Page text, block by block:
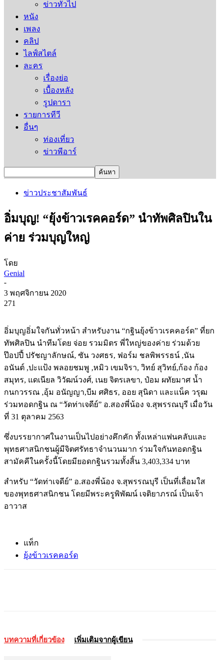
ข่าวทั่วไป
หนัง
เพลง
คลิป
ไลฟ์สไตล์
ละคร
เรื่องย่อ
เบื้องหลัง
รูปดารา
รายการทีวี
อื่นๆ
ท่องเที่ยว
ข่าวพีอาร์
ข่าวประชาสัมพันธ์
อิ่มบุญ! “ยุ้งข้าวเรคคอร์ด” นำทัพศิลปินใน
ค่าย ร่วมบุญใหญ่
โดย
Genial
-
3 พฤศจิกายน 2020
271
อิ่มบุญอิ่มใจกันทั่วหน้า สำหรับงาน “กฐินยุ้งข้าวเรคคอร์ด” ที่ยก
ทัพศิลปิน นำทีมโดย จ่อย รวมมิตร พี่ใหญ่ของค่าย ร่วมด้วย
ป๊อปปี้ ปรัชญาลักษณ์, ซัน วงศธร, ฟอร์ม ชลพิพรรธน์ ,นัน
อนันต์ ,ปะแป้ง พลอยชมพู ,หมิว เขมจิรา, วิทย์ สุวิทย์,ก้อง ก้อง
สมุทร, แดเนียล วิวัฒน์วงศ์, เนย จิตรเลขา, ป๋อม ผทัยมาศ น้ำ
กนกวรรณ ,อุ้ม อนัญญา,บีม ศศิธร, ออย สุนิดา และแน็ค วรุฒ
ร่วมทอดกฐิน ณ “วัดท่าเจดีย์” อ.สองพี่น้อง จ.สุพรรณบุรี เมื่อวัน
ที่ 31 ตุลาคม 2563
ซึ่งบรรยากาศในงานเป็นไปอย่างคึกคัก ทั้งเหล่าแฟนคลับและ
พุทธศาสนิกชนผู้มีจิตศรัทธาจำนวนมาก ร่วมใจกันทอดกฐิน
สามัคคีในครั้งนี้โดยมียอดกฐินรวมทั้งสิ้น 3,403,334 บาท
สำหรับ “วัดท่าเจดีย์” อ.สองพี่น้อง จ.สุพรรณบุรี เป็นที่เลื่อมใส
ของพุทธศาสนิกชน โดยมีพระครูพิพัฒน์ เจติยาภรณ์ เป็นเจ้า
อาวาส
แท็ก
ยุ้งข้าวเรคคอร์ด
บทความที่เกี่ยวข้อง เพิ่มเติมจากผู้เขียน